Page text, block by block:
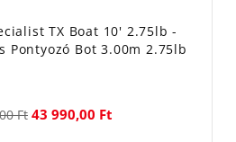
TX Boat 10' 2.75lb -
Pontyozó Bot 3.00m 2.75lb
Ft 43 990,00 Ft